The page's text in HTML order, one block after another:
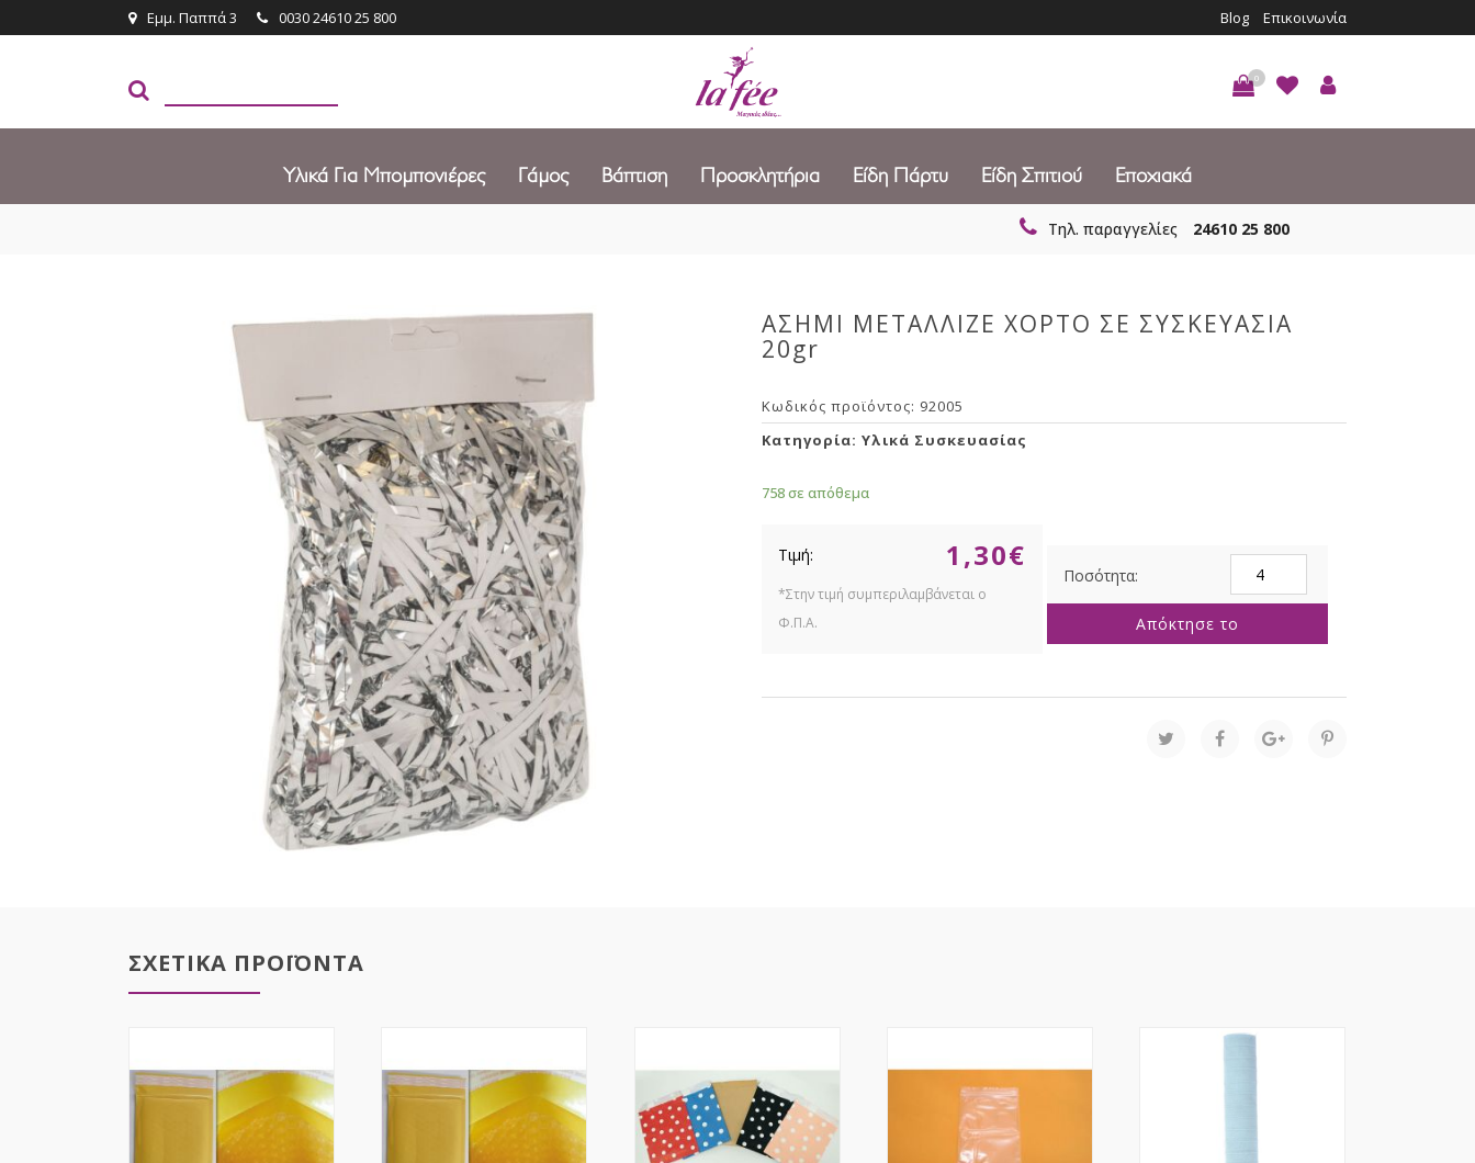
Εμμ. Παππά 3 0030 24610 25 800 Blog Επικοινωνία
0
Υλικά Για Μπομπονιέρες Γάμος Βάπτιση Προσκλητήρια Είδη Πάρτυ Είδη Σπιτιού Εποχιακά
Τηλ. παραγγελίες 24610 25 800
ΑΣΗΜΙ ΜΕΤΑΛΛΙΖΕ ΧΟΡΤΟ ΣΕ ΣΥΣΚΕΥΑΣΙΑ
20gr
Κωδικός προϊόντος: 92005
Κατηγορία:Υλικά Συσκευασίας
758 σε απόθεμα
1,30€
ΜΕΤΑΛΛΙΖΕ
ΧΟΡΤΟ
ΣΕ
ΣΥΣΚΕΥΑΣΙΑ
ποσότητα
Απόκτησε το
ΣΧΕΤΙΚΑ ΠΡΟΪΟΝΤΑ